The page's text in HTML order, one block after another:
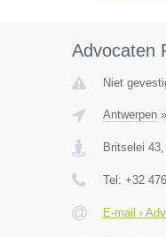
Advocaten
Niet
Antwerpen»
Britselei 43,
Tel: +32
E-mail ›